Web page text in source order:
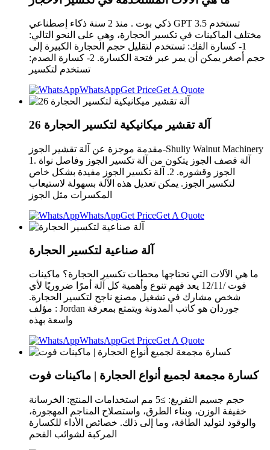
ذكي بوت . منذ 2 سنة ذكاء إصطناعي GPT 3.5 تستخدم
مختلف الماكينات في تكسير الحجارة، وهي على النحو التالي:
1- كسارة الفك: تستخدم لتقليل حجم الحجارة الكبيرة إلى
حجم أصغر يمكن أن يمر عبر فتحة الكسارة. 2- كسارة الصدم:
تستخدم لتكسير
WhatsAppGet PriceGet A Quote
26 آلة تقشير ميكانيكية لتكسير الحجارة
مقدمة موجزة عن آلة تقشير الجوز-Shuliy Walnut Machinery
1. آلة قصف الجوز يتكون من آلة تكسير الجوز وفاصل نواة
الجوز وقشوره. 2. آلة تكسير الجوز مفيدة بشكل خاص
لتكسير الجوز. يمكن تعديل هذه الآلة بسهولة لاستيعاب
المكسرات مثل الجوز
WhatsAppGet PriceGet A Quote
آلة صناعية لتكسير الحجارة
ما هي الآلات التي تحتاجها محطات تكسير الحجارة؟ ماكينات
فوت /12/11 يعد فهم تنوع وأهمية كل آلة أمرًا ضروريًا لأي
شخص مشارك في تشغيل مصنع ناجح لتكسير الحجارة.
مؤلف : Jordan جوردان هو كاتب المدونة ويتمتع بمعرفة
واسعة بهذه
WhatsAppGet PriceGet A Quote
كسارة مجمعة لجميع أنواع الحجارة | ماكينات فوت
حجم جسيم التفريغ: ≥5 مم استخدامات المنتج: الخرسانة
خفيفة الوزن، وبناء الطرق، واستصلاح المناجم المهجورة،
والوقود لتوليد الطاقة، وما إلى ذلك. خصائص الأداء للكسارة
المركبة لشوائب الفحم